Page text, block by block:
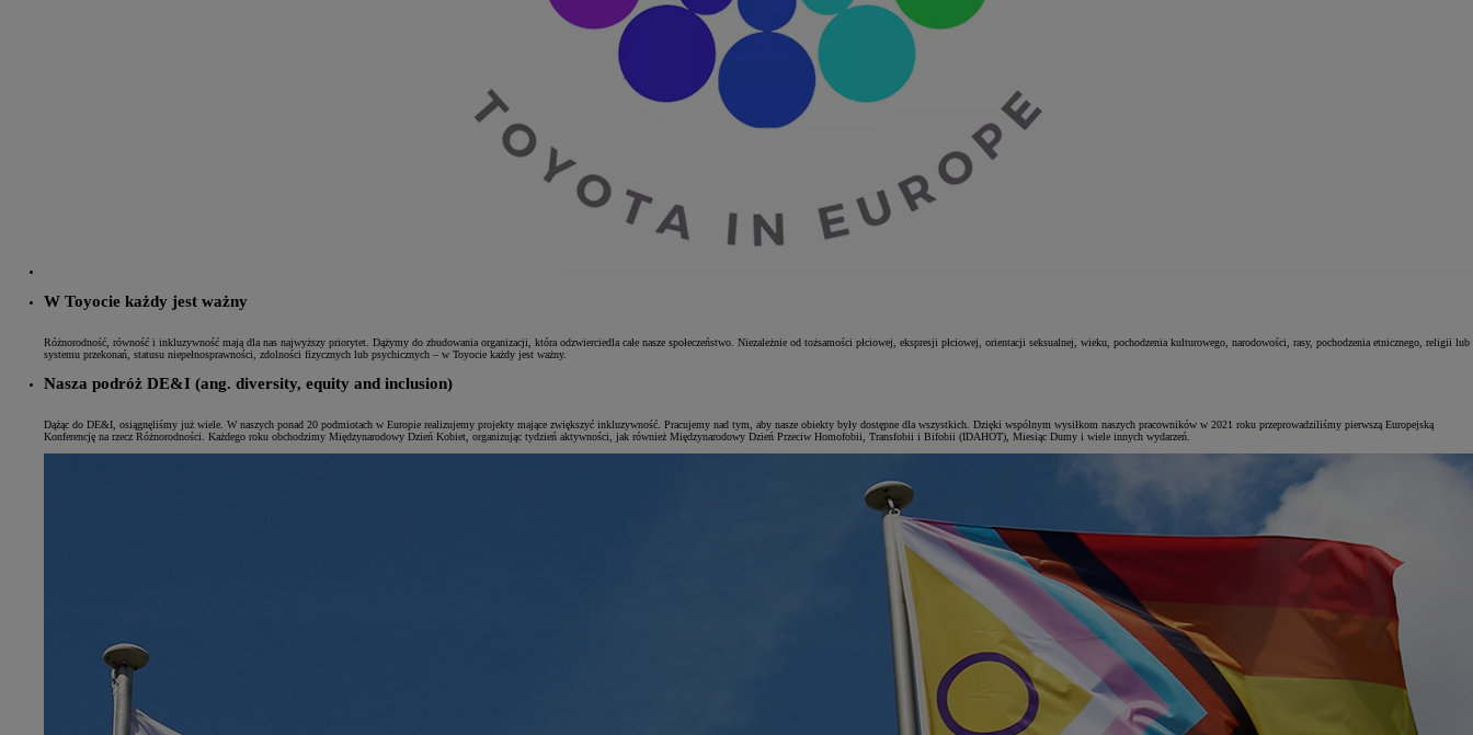
Od
81 900 zł
Yaris Cross
HYBRID
W Toyocie każdy jest ważny
Różnorodność, równość i inkluzywność mają dla nas najwyższy priorytet. Dążymy do zbudowania organizacji, która odzwierciedla całe nasze społeczeństwo. Niezależnie od tożsamości płciowej, ekspresji płciowej, orientacji seksualnej, wieku, pochodzenia kulturowego, narodowości, rasy, pochodzenia etnicznego, religii lub
systemu przekonań, statusu niepełnosprawności, zdolności fizycznych lub psychicznych – w Toyocie każdy jest ważny.
Nasza podróż DE&I (ang. diversity, equity and inclusion)
Dążąc do DE&I, osiągnęliśmy już wiele. W naszych ponad 20 podmiotach w Europie realizujemy projekty mające zwiększyć inkluzywność. Pracujemy nad tym, aby nasze obiekty były dostępne dla wszystkich. Dzięki wspólnym wysiłkom naszych pracowników w 2021 roku przeprowadziliśmy pierwszą Europejską
Konferencję na rzecz Różnorodności. Każdego roku obchodzimy Międzynarodowy Dzień Kobiet, organizując tydzień aktywności, jak również Międzynarodowy Dzień Przeciw Homofobii, Transfobii i Bifobii (IDAHOT), Miesiąc Dumy i wiele innych wydarzeń.